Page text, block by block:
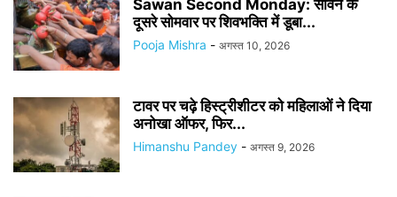
Sawan Second Monday: सावन के
दूसरे सोमवार पर शिवभक्ति में डूबा...
Pooja Mishra - अगस्त 10, 2026
टावर पर चढ़े हिस्ट्रीशीटर को महिलाओं ने दिया
अनोखा ऑफर, फिर...
Himanshu Pandey - अगस्त 9, 2026